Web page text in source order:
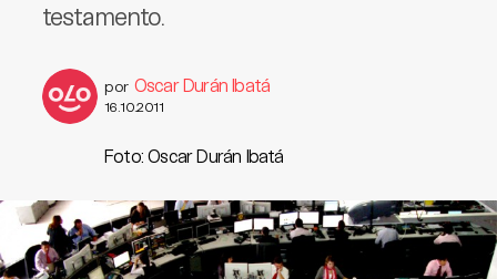
testamento.
por Oscar Durán Ibatá
16.10.2011
Foto: Oscar Durán Ibatá